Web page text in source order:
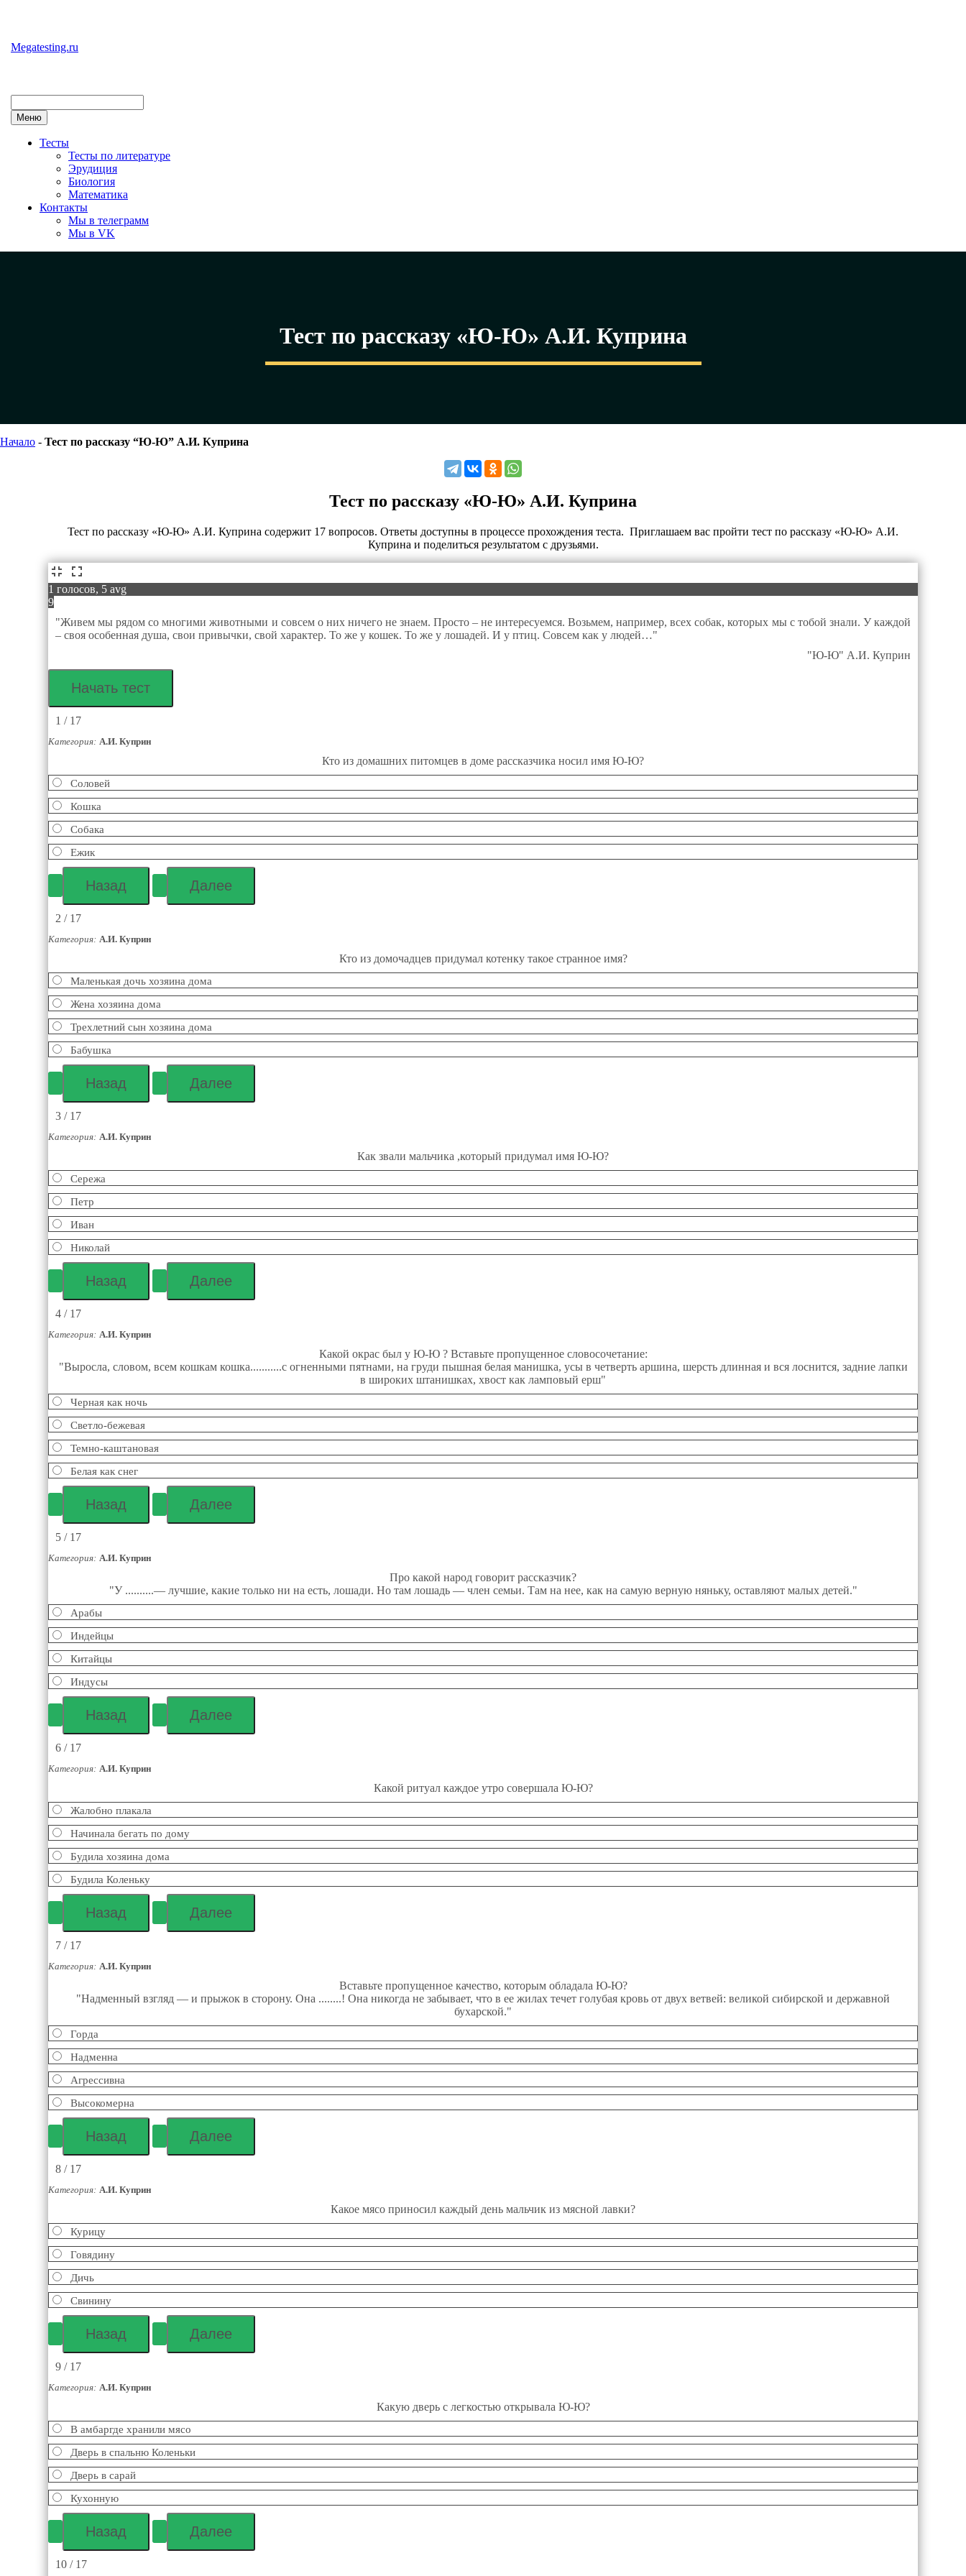
содержимому
Megatesting.ru
Меню
Тесты
Тесты по литературе
Эрудиция
Биология
Математика
Контакты
Мы в телеграмм
Мы в VK
Тест по рассказу «Ю-Ю» А.И. Куприна
Начало - Тест по рассказу “Ю-Ю” А.И. Куприна
Тест по рассказу «Ю-Ю» А.И. Куприна
Тест по рассказу «Ю-Ю» А.И. Куприна содержит 17 вопросов. Ответы доступны в процессе прохождения теста. Приглашаем вас пройти тест по рассказу «Ю-Ю» А.И.
Куприна и поделиться результатом с друзьями.
1 голосов, 5 avg
9
"Живем мы рядом со многими животными и совсем о них ничего не знаем. Просто – не интересуемся. Возьмем, например, всех собак, которых мы с тобой знали. У каждой
– своя особенная душа, свои привычки, свой характер. То же у кошек. То же у лошадей. И у птиц. Совсем как у людей…"
"Ю-Ю" А.И. Куприн
1 / 17
Категория: А.И. Куприн
Кто из домашних питомцев в доме рассказчика носил имя Ю-Ю?
Соловей
Кошка
Собака
Ежик
2 / 17
Категория: А.И. Куприн
Кто из домочадцев придумал котенку такое странное имя?
Маленькая дочь хозяина дома
Жена хозяина дома
Трехлетний сын хозяина дома
Бабушка
3 / 17
Категория: А.И. Куприн
Как звали мальчика ,который придумал имя Ю-Ю?
Сережа
Петр
Иван
Николай
4 / 17
Категория: А.И. Куприн
Какой окрас был у Ю-Ю ? Вставьте пропущенное словосочетание:
"Выросла, словом, всем кошкам кошка...........с огненными пятнами, на груди пышная белая манишка, усы в четверть аршина, шерсть длинная и вся лоснится, задние лапки
в широких штанишках, хвост как ламповый ерш"
Черная как ночь
Светло-бежевая
Темно-каштановая
Белая как снег
5 / 17
Категория: А.И. Куприн
Про какой народ говорит рассказчик?
"У ..........— лучшие, какие только ни на есть, лошади. Но там лошадь — член семьи. Там на нее, как на самую верную няньку, оставляют малых детей."
Арабы
Индейцы
Китайцы
Индусы
6 / 17
Категория: А.И. Куприн
Какой ритуал каждое утро совершала Ю-Ю?
Жалобно плакала
Начинала бегать по дому
Будила хозяина дома
Будила Коленьку
7 / 17
Категория: А.И. Куприн
Вставьте пропущенное качество, которым обладала Ю-Ю?
"Надменный взгляд — и прыжок в сторону. Она ........! Она никогда не забывает, что в ее жилах течет голубая кровь от двух ветвей: великой сибирской и державной
бухарской."
Горда
Надменна
Агрессивна
Высокомерна
8 / 17
Категория: А.И. Куприн
Какое мясо приносил каждый день мальчик из мясной лавки?
Курицу
Говядину
Дичь
Свинину
9 / 17
Категория: А.И. Куприн
Какую дверь с легкостью открывала Ю-Ю?
В амбаргде хранили мясо
Дверь в спальню Коленьки
Дверь в сарай
Кухонную
10 / 17